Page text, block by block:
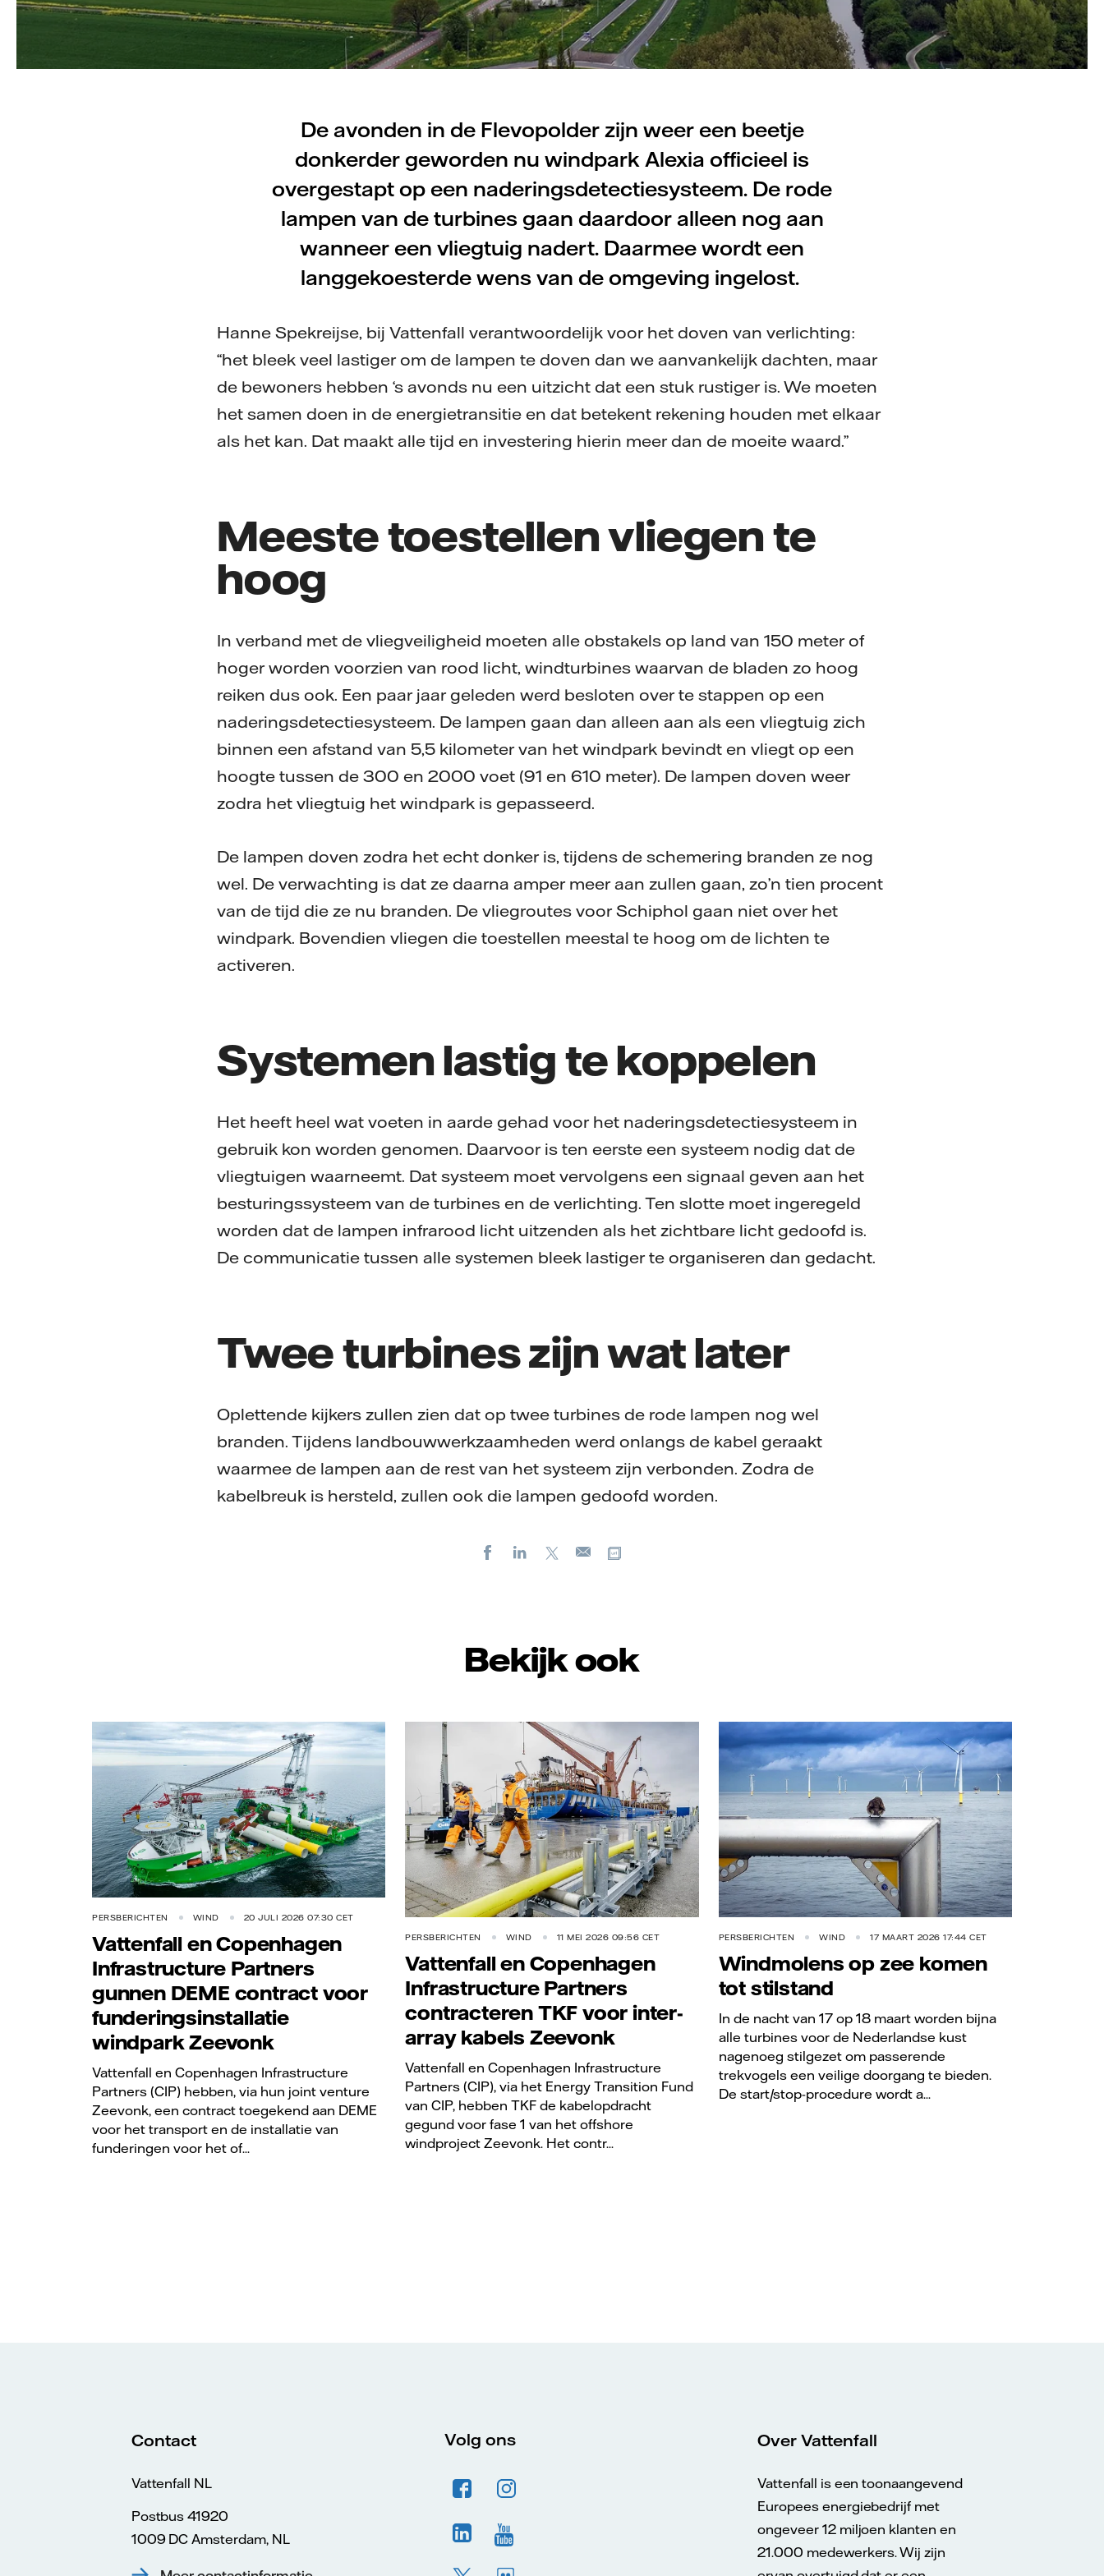
De avonden in de Flevopolder zijn weer een beetje
donkerder geworden nu windpark Alexia officieel is
overgestapt op een naderingsdetectiesysteem. De rode
lampen van de turbines gaan daardoor alleen nog aan
wanneer een vliegtuig nadert. Daarmee wordt een
langgekoesterde wens van de omgeving ingelost.
Hanne Spekreijse, bij Vattenfall verantwoordelijk voor het doven van verlichting:
“het bleek veel lastiger om de lampen te doven dan we aanvankelijk dachten, maar
de bewoners hebben ‘s avonds nu een uitzicht dat een stuk rustiger is. We moeten
het samen doen in de energietransitie en dat betekent rekening houden met elkaar
als het kan. Dat maakt alle tijd en investering hierin meer dan de moeite waard.”
Meeste toestellen vliegen te
hoog
In verband met de vliegveiligheid moeten alle obstakels op land van 150 meter of
hoger worden voorzien van rood licht, windturbines waarvan de bladen zo hoog
reiken dus ook. Een paar jaar geleden werd besloten over te stappen op een
naderingsdetectiesysteem. De lampen gaan dan alleen aan als een vliegtuig zich
binnen een afstand van 5,5 kilometer van het windpark bevindt en vliegt op een
hoogte tussen de 300 en 2000 voet (91 en 610 meter). De lampen doven weer
zodra het vliegtuig het windpark is gepasseerd.
De lampen doven zodra het echt donker is, tijdens de schemering branden ze nog
wel. De verwachting is dat ze daarna amper meer aan zullen gaan, zo’n tien procent
van de tijd die ze nu branden. De vliegroutes voor Schiphol gaan niet over het
windpark. Bovendien vliegen die toestellen meestal te hoog om de lichten te
activeren.
Systemen lastig te koppelen
Het heeft heel wat voeten in aarde gehad voor het naderingsdetectiesysteem in
gebruik kon worden genomen. Daarvoor is ten eerste een systeem nodig dat de
vliegtuigen waarneemt. Dat systeem moet vervolgens een signaal geven aan het
besturingssysteem van de turbines en de verlichting. Ten slotte moet ingeregeld
worden dat de lampen infrarood licht uitzenden als het zichtbare licht gedoofd is.
De communicatie tussen alle systemen bleek lastiger te organiseren dan gedacht.
Twee turbines zijn wat later
Oplettende kijkers zullen zien dat op twee turbines de rode lampen nog wel
branden. Tijdens landbouwwerkzaamheden werd onlangs de kabel geraakt
waarmee de lampen aan de rest van het systeem zijn verbonden. Zodra de
kabelbreuk is hersteld, zullen ook die lampen gedoofd worden.
FacebookLinkedIn
X
E-
Bekijk ook
PERSBERICHTEN WIND 20 JULI 2026 07:30 CET
Vattenfall en Copenhagen
Infrastructure Partners
gunnen DEME contract voor
funderingsinstallatie
windpark Zeevonk
Vattenfall en Copenhagen Infrastructure
Partners (CIP) hebben, via hun joint venture
Zeevonk, een contract toegekend aan DEME
voor het transport en de installatie van
funderingen voor het of...
Vattenfall/Jorrit Lousberg
PERSBERICHTEN WIND 11 MEI 2026 09:56 CET
Vattenfall en Copenhagen
Infrastructure Partners
contracteren TKF voor inter-
array kabels Zeevonk
Vattenfall en Copenhagen Infrastructure
Partners (CIP), via het Energy Transition Fund
van CIP, hebben TKF de kabelopdracht
gegund voor fase 1 van het offshore
windproject Zeevonk. Het contr...
Charles Walker/Vattenfall
PERSBERICHTEN WIND 17 MAART 2026 17:44 CET
Windmolens op zee komen
tot stilstand
In de nacht van 17 op 18 maart worden bijna
alle turbines voor de Nederlandse kust
nagenoeg stilgezet om passerende
trekvogels een veilige doorgang te bieden.
De start/stop-procedure wordt a...
Contact
Vattenfall NL
Postbus 41920
1009 DC Amsterdam, NL
Volg ons Over Vattenfall
Vattenfall is een toonaangevend
Europees energiebedrijf met
ongeveer 12 miljoen klanten en
21.000 medewerkers. Wij zijn